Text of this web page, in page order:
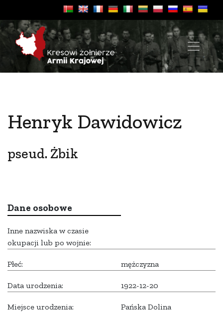
Henryk Dawidowicz
pseud. Żbik
Dane osobowe
Inne nazwiska w czasie
okupacji lub po wojnie:
Płeć: mężczyzna
Data urodzenia: 1922-12-20
Miejsce urodzenia: Pańska Dolina